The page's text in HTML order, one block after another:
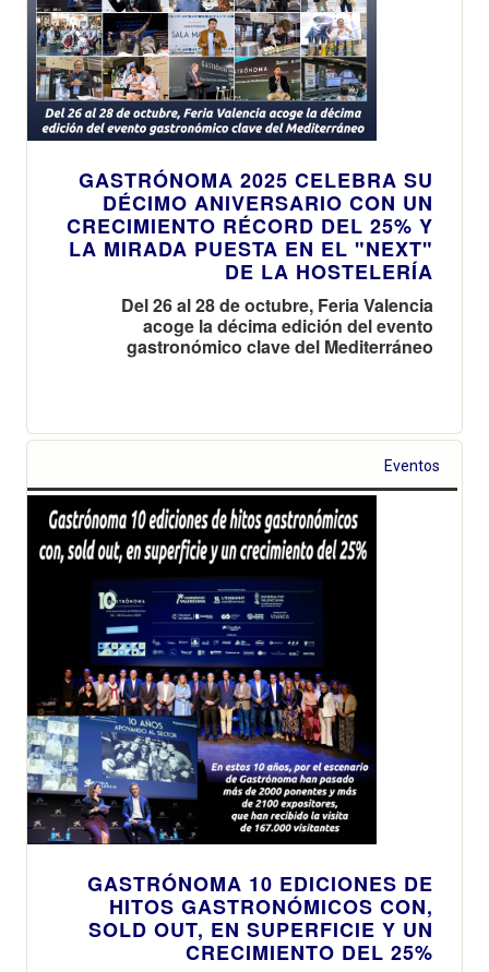
GASTRÓNOMA 2025 CELEBRA SU
DÉCIMO ANIVERSARIO CON UN
CRECIMIENTO RÉCORD DEL 25% Y
LA MIRADA PUESTA EN EL "NEXT"
DE LA HOSTELERÍA
Del 26 al 28 de octubre, Feria Valencia
acoge la décima edición del evento
gastronómico clave del Mediterráneo
Eventos
GASTRÓNOMA 10 EDICIONES DE
HITOS GASTRONÓMICOS CON,
SOLD OUT, EN SUPERFICIE Y UN
CRECIMIENTO DEL 25%